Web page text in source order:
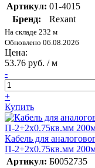
Артикул: 01-4015
Бренд:
Rexant
На складе 232 м
Обновлено 06.08.2026
Цена:
53.76 руб. / м
-
+
Купить
Кабель для
П-2+2х0.75кв.мм
Артикул: Б0052735